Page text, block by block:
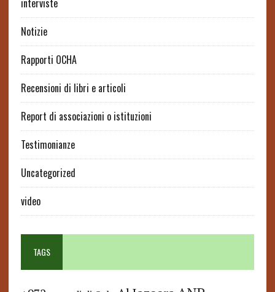
interviste
Notizie
Rapporti OCHA
Recensioni di libri e articoli
Report di associazioni o istituzioni
Testimonianze
Uncategorized
video
TAGS